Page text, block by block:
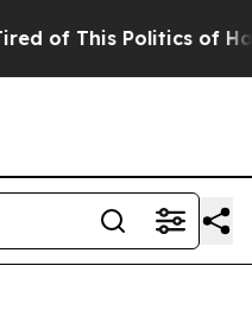
This Politics of Hatred”